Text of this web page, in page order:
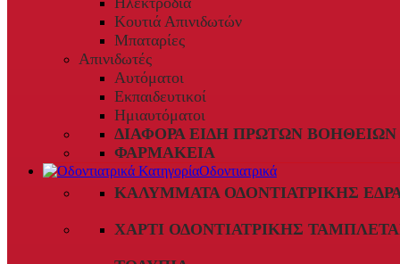
Κουτιά Απινιδωτών
Μπαταρίες
Απινιδωτές
Αυτόματοι
Εκπαιδευτικοί
Ημιαυτόματοι
ΔΙΆΦΟΡΑ ΕΊΔΗ ΠΡΏΤΩΝ ΒΟΗΘΕΙΏΝ
ΦΑΡΜΑΚΕΊΑ
Οδοντιατρικά
ΚΑΛΎΜΜΑΤΑ ΟΔΟΝΤΙΑΤΡΙΚΉΣ
ΧΑΡΤΊ ΟΔΟΝΤΙΑΤΡΙΚΉΣ